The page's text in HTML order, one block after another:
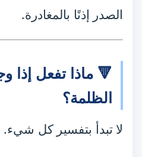
الصدر إذنًا بالمغادرة.
🔻 ماذا تفعل
الظلمة؟
لا تبدأ بتفسير كل شيء.